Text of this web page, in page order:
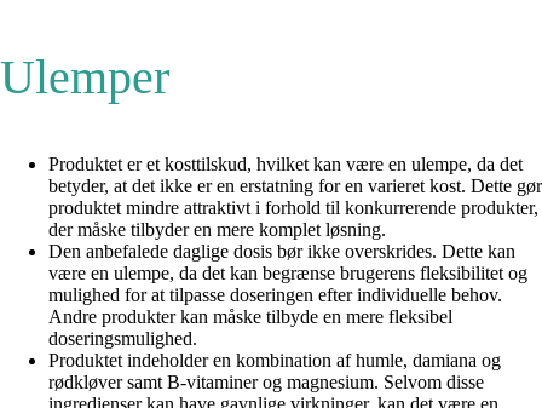
Ulemper
Produktet er et kosttilskud, hvilket kan være en ulempe, da det
betyder, at det ikke er en erstatning for en varieret kost. Dette gør
produktet mindre attraktivt i forhold til konkurrerende produkter,
der måske tilbyder en mere komplet løsning.
Den anbefalede daglige dosis bør ikke overskrides. Dette kan
være en ulempe, da det kan begrænse brugerens fleksibilitet og
mulighed for at tilpasse doseringen efter individuelle behov.
Andre produkter kan måske tilbyde en mere fleksibel
doseringsmulighed.
Produktet indeholder en kombination af humle, damiana og
rødkløver samt B-vitaminer og magnesium. Selvom disse
ingredienser kan have gavnlige virkninger, kan det være en